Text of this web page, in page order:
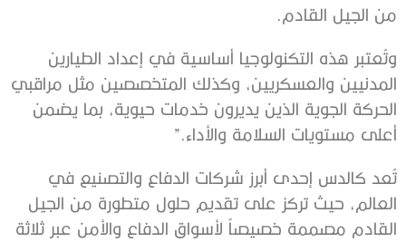
من الجيل القادم
وتُعتبر هذه التكنولوجيا أساسية في إعداد الطيارين
المدنيين والعسكريين، وكذلك المتخصصين مثل مراقبي
الحركة الجوية الذين يديرون خدمات حيوية، بما يضمن
أعلى مستويات السلامة والأداء .”
تُعد كالدس إحدى أبرز شركات الدفاع والتصنيع في
العالم، حيث تركز على تقديم حلول متطورة من الجيل
القادم مصممة خصيصاً لأسواق الدفاع والأمن عبر ثلاثة